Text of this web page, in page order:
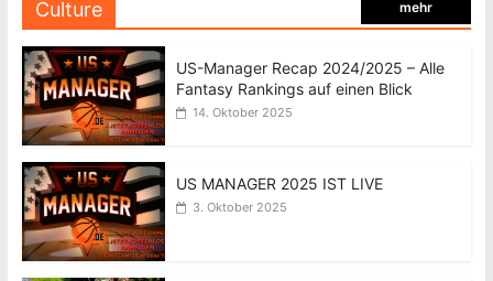
Culture mehr
US-Manager Recap 2024/2025 – Alle
Fantasy Rankings auf einen Blick
14. Oktober 2025
US MANAGER 2025 IST LIVE
3. Oktober 2025